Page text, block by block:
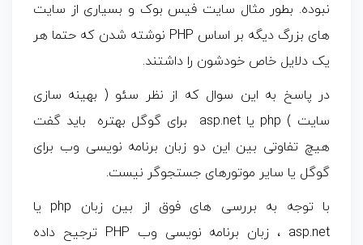
نبوده. بطور مثال سایت فیس بوک و بسیاری از سایت
های بزرگ دیگه بر اساس PHP نوشته شدن که حتما هر
یک دلایل خاص خودشون را داشتند.
در پاسخ به این سوال که از نظر سئو ( بهینه سازی
سایت ) php یا asp.net برای گوگل بهتره باید گفت
هیچ تفاوتی بین این دو زبان برنامه نویسی وب برای
گوگل یا سایر موتورهای جستجوگر نیست.
با توجه به بررسی های فوق از بین زبان php یا
asp.net ، زبان برنامه نویسی وب PHP ترجیح داده